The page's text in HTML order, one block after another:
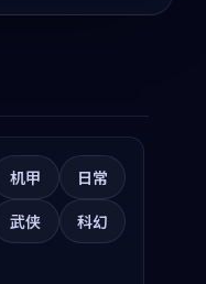
机甲
日常
武侠
科幻